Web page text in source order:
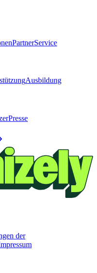
PartnerService
Ausbildung
Presse
der